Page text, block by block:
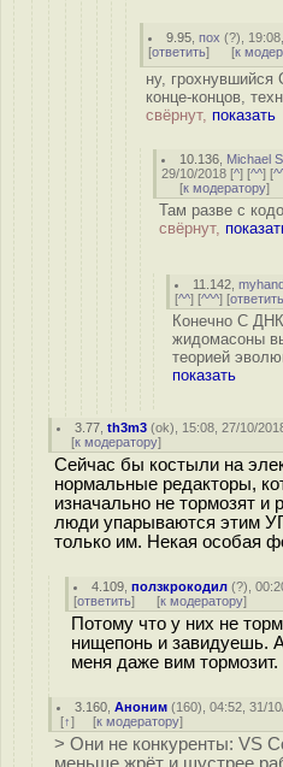
9.95 ,пох (?),
[ответить] [к
ну, грохнувшийся
конце-концов,
свёрнут, показать
10.136 Michael
29/10/2018 [^] [^^] [
[к модератору]
Там разве с
свёрнут,
11.142 ,
[^^] [^^^] [ответить
Конечно С
жидомасоны
теорией
показать
3.77 ,th3m3 (ok), 15:08, 27/10/
[к модератору]
Сейчас бы костыли на
нормальные редакторы,
изначально не тормозят
люди упарываются этим
только им. Некая особая
4.109 ,ползкрокодил (?),
[ответить] [к модератору]
Потому что у них не
нищепонь и завидуешь.
меня даже вим тормозит.
3.160 ,Аноним (160), 04:52, 31/
[↑] [к модератору]
> Они не конкуренты: VS